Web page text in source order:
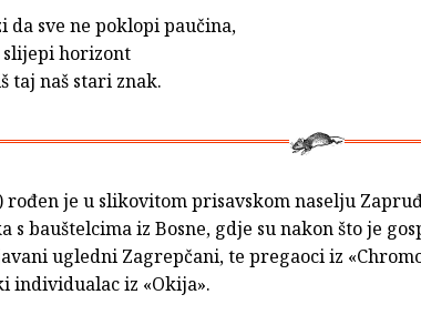
da sve ne poklopi paučina,
slijepi horizont
taj naš stari znak.
rođen je u slikovitom prisavskom naselju
s bauštelcima iz Bosne, gdje su nakon što je
ugledni Zagrepčani, te pregaoci iz
individualac iz «Okija».